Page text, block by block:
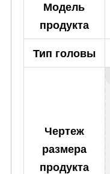
Модель
продукта
Тип головы
Чертеж
размера
продукта